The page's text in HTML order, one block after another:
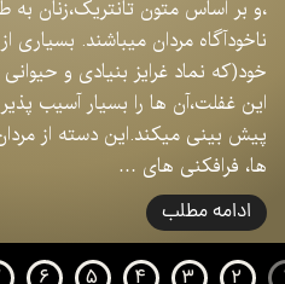
،و بر اساس متون تانتریک،زنان
ناخودآگاه مردان میباشند. بسیاری
خود(که نماد غرایز بنیادی و
این غفلت،آن ها را بسیار آسیب
پیش بینی میکند.این دسته از
ها، فرافکنی های …
ادامه مطلب